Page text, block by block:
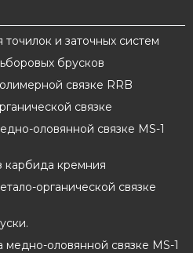
и заточных систем
брусков
связке RRB
связке
оловянной связке MS-1
карбида кремния
органической связке
оловянной связке MS-1